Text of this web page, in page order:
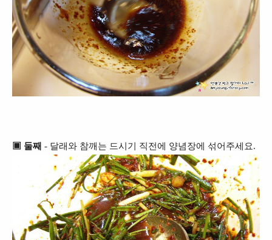
▣ 둘째 - 달래와 참깨는 드시기 직전에 양념장에 섞어주세요.